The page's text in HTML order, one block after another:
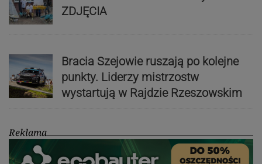
ZDJĘCIA
Bracia Szejowie ruszają po kolejne
punkty. Liderzy mistrzostw
wystartują w Rajdzie Rzeszowskim
Reklama